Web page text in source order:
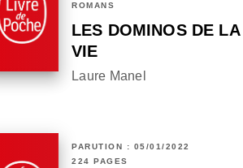
ROMANS
LES DOMINOS DE LA
VIE
Laure Manel
PARUTION : 05/01/2022
224 PAGES